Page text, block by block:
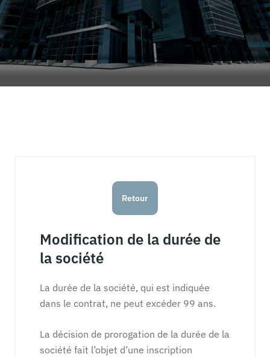
Retour
Modification de la durée de
la société
La durée de la société, qui est indiquée
dans le contrat, ne peut excéder 99 ans.
La décision de prorogation de la durée de la
société fait l’objet d’une inscription